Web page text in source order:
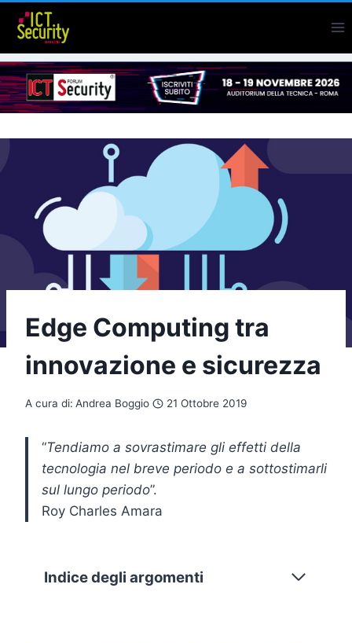
Salta
contenuto
Edge Computing tra
innovazione e sicurezza
A cura di: Andrea Boggio 21 Ottobre 2019
“Tendiamo a sovrastimare gli effetti della
tecnologia nel breve periodo e a sottostimarli
sul lungo periodo”.
Roy Charles Amara
Indice degli argomenti